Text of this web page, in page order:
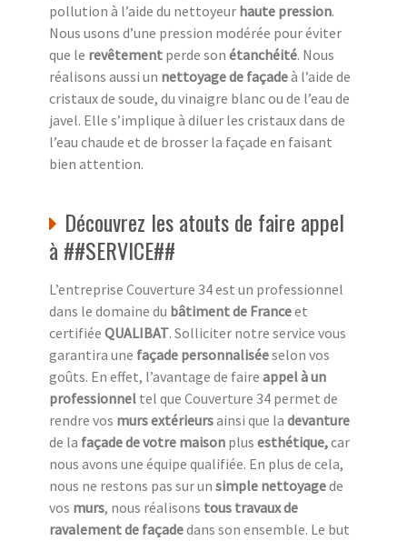
pollution à l’aide du nettoyeur haute pression.
Nous usons d’une pression modérée pour éviter
que le revêtement perde son étanchéité. Nous
réalisons aussi un nettoyage de façadeà l’aide de
cristaux de soude, du vinaigre blanc ou de l’eau de
javel. Elle s’implique à diluer les cristaux dans de
l’eau chaude et de brosser la façade en faisant
bien attention.
Découvrez les atouts de faire appel
à ##SERVICE##
L’entreprise Couverture 34 est un professionnel
dans le domaine du bâtiment de Franceet
certifiée QUALIBAT. Solliciter notre service vous
garantira une façade personnaliséeselon vos
goûts. En effet, l’avantage de faire appel à un
professionnel tel que Couverture 34 permet de
rendre vos murs extérieursainsi que la devanture
de la façade de votre maison plus esthétique,car
nous avons une équipe qualifiée. En plus de cela,
nous ne restons pas sur un simple nettoyagede
vos murs, nous réalisons tous travaux de
ravalement de façadedans son ensemble. Le but